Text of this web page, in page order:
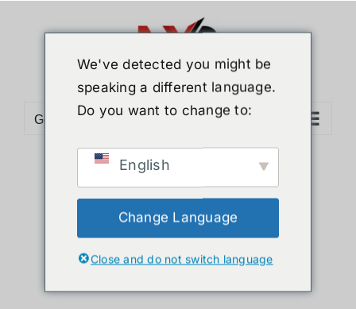
Go to...
Sort byPrice
Show12 Products
We've detected you might be
speaking a different language.
Do you want to change to:
English
Change Language
Close and do not switch language